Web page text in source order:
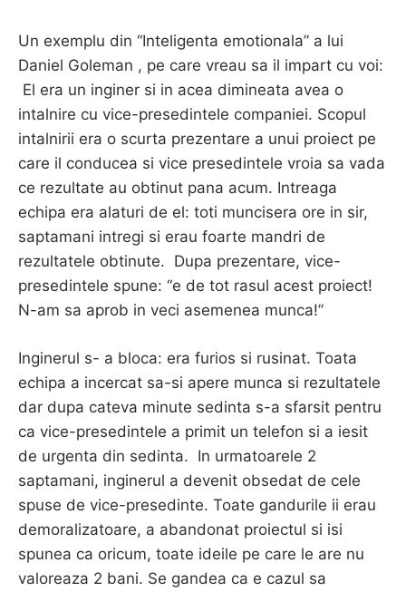
Un exemplu din “Inteligenta emotionala” a lui
Daniel Goleman , pe care vreau sa il impart cu voi:
El era un inginer si in acea dimineata avea o
intalnire cu vice-presedintele companiei. Scopul
intalnirii era o scurta prezentare a unui proiect pe
care il conducea si vice presedintele vroia sa vada
ce rezultate au obtinut pana acum. Intreaga
echipa era alaturi de el: toti muncisera ore in sir,
saptamani intregi si erau foarte mandri de
rezultatele obtinute. Dupa prezentare, vice-
presedintele spune: “e de tot rasul acest proiect!
N-am sa aprob in veci asemenea munca!”
Inginerul s- a bloca: era furios si rusinat. Toata
echipa a incercat sa-si apere munca si rezultatele
dar dupa cateva minute sedinta s-a sfarsit pentru
ca vice-presedintele a primit un telefon si a iesit
de urgenta din sedinta. In urmatoarele 2
saptamani, inginerul a devenit obsedat de cele
spuse de vice-presedinte. Toate gandurile ii erau
demoralizatoare, a abandonat proiectul si isi
spunea ca oricum, toate ideile pe care le are nu
valoreaza 2 bani. Se gandea ca e cazul sa